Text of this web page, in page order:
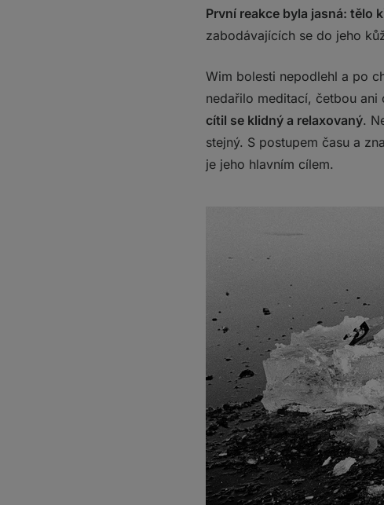
První reakce byla jasná: tělo
zabodávajících se do jeho
Wim bolesti nepodlehl a po
nedařilo meditací, četbou ani
cítil se klidný a relaxovaný.
stejný. S postupem času a
je jeho hlavním cílem.